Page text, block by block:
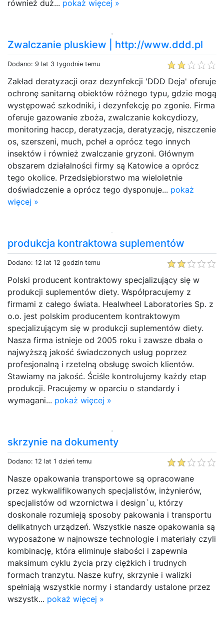
również duż... pokaż więcej »
Zwalczanie pluskiew | http://www.ddd.pl
Dodano: 9 lat 3 tygodnie temu
Zakład deratyzacji oraz dezynfekcji 'DDD Deja' oferuje
ochronę sanitarną obiektów różnego typu, gdzie mogą
występować szkodniki, i dezynfekcję po zgonie. Firma
oferuje gazowanie zboża, zwalczanie kokcydiozy,
monitoring haccp, deratyzacja, deratyzację, niszczenie
os, szerszeni, much, pcheł a oprócz tego innych
insektów i również zwalczanie gryzoni. Głównym
obszarem działalności firmy są Katowice a oprócz
tego okolice. Przedsiębiorstwo ma wieloletnie
doświadczenie a oprócz tego dysponuje... pokaż
więcej »
produkcja kontraktowa suplementów
Dodano: 12 lat 12 godzin temu
Polski producent kontraktowy specjalizujący się w
produkcji suplementów diety. Współpracujemy z
firmami z całego świata. Healwheel Laboratories Sp. z
o.o. jest polskim producentem kontraktowym
specjalizującym się w produkcji suplementów diety.
Nasza firma istnieje od 2005 roku i zawsze dbała o
najwyższą jakość świadczonych usług poprzez
profesjonalną i rzetelną obsługę swoich klientów.
Stawiamy na jakość. Ściśle kontrolujemy każdy etap
produkcji. Pracujemy w oparciu o standardy i
wymagani... pokaż więcej »
skrzynie na dokumenty
Dodano: 12 lat 1 dzień temu
Nasze opakowania transportowe są opracowane
przez wykwalifikowanych specjalistów, inżynierów,
specjalistów od wzornictwa i design`u, którzy
doskonale rozumieją sposoby pakowania i transportu
delikatnych urządzeń. Wszystkie nasze opakowania są
wyposażone w najnowsze technologie i materiały czyli
kombinację, która eliminuje słabości i zapewnia
maksimum cyklu życia przy ciężkich i trudnych
formach tranzytu. Nasze kufry, skrzynie i walizki
spełniają wszystkie normy i standardy ustalone przez
wszystk... pokaż więcej »